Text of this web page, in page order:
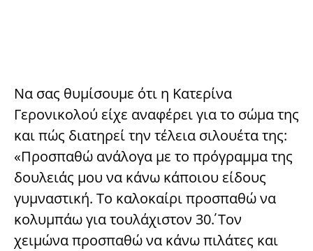
Να σας θυμίσουμε ότι η Κατερίνα
Γερονικολού είχε αναφέρει για το σώμα της
και πώς διατηρεί την τέλεια σιλουέτα της:
«Προσπαθώ ανάλογα με το πρόγραμμα της
δουλειάς μου να κάνω κάποιου είδους
γυμναστική. Το καλοκαίρι προσπαθώ να
κολυμπάω για τουλάχιστον 30΄. Τον
χειμώνα προσπαθώ να κάνω πιλάτες και